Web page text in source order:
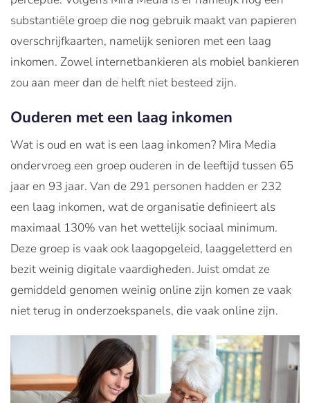
substantiële groep die nog gebruik maakt van papieren
overschrijfkaarten, namelijk senioren met een laag
inkomen. Zowel internetbankieren als mobiel bankieren
zou aan meer dan de helft niet besteed zijn.
Ouderen met een laag inkomen
Wat is oud en wat is een laag inkomen? Mira Media
ondervroeg een groep ouderen in de leeftijd tussen 65
jaar en 93 jaar. Van de 291 personen hadden er 232
een laag inkomen, wat de organisatie definieert als
maximaal 130% van het wettelijk sociaal minimum.
Deze groep is vaak ook laagopgeleid, laaggeletterd en
bezit weinig digitale vaardigheden. Juist omdat ze
gemiddeld genomen weinig online zijn komen ze vaak
niet terug in onderzoekspanels, die vaak online zijn.